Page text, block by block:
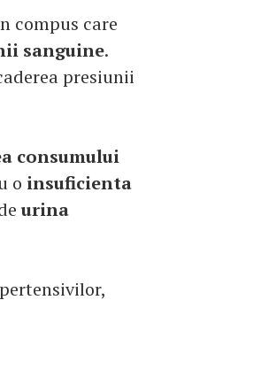
compus care
sanguine.
presiunii
consumului
o insuficienta
urina